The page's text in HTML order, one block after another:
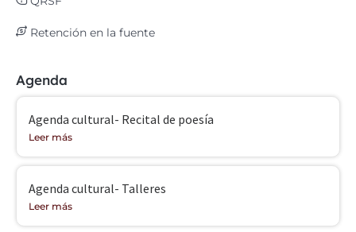
Retención en la fuente
Agenda
Agenda cultural- Recital de poesía
Leer más
Agenda cultural- Talleres
Leer más